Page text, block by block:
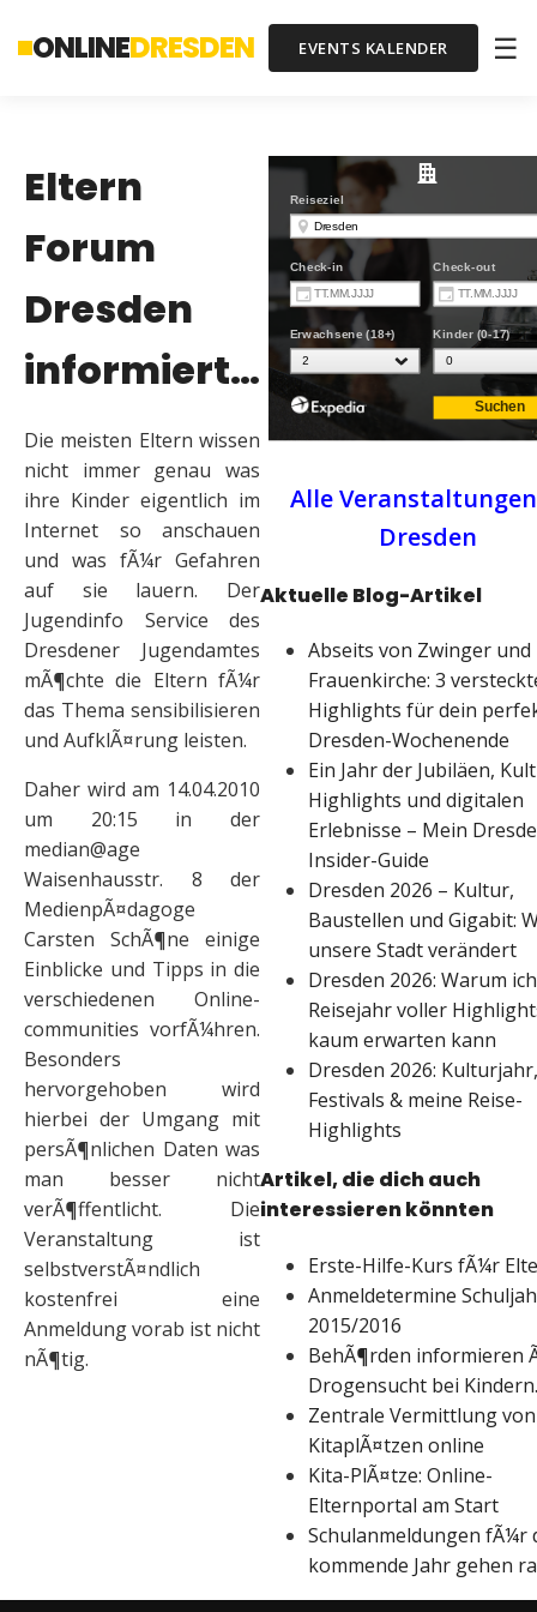
ONLINEDRESDEN EVENTS KALENDER ☰
Eltern
Forum
Dresden
informiert…
Die meisten Eltern wissen
nicht immer genau was
ihre Kinder eigentlich im
Internet so anschauen
und was fÃ¼r Gefahren
auf sie lauern. Der
Jugendinfo Service des
Dresdener Jugendamtes
mÃ¶chte die Eltern fÃ¼r
das Thema sensibilisieren
und AufklÃ¤rung leisten.
Daher wird am 14.04.2010
um 20:15 in der
median@age
Waisenhausstr. 8 der
MedienpÃ¤dagoge
Carsten SchÃ¶ne einige
Einblicke und Tipps in die
verschiedenen Online-
communities vorfÃ¼hren.
Besonders
hervorgehoben wird
hierbei der Umgang mit
persÃ¶nlichen Daten was
man besser nicht
verÃ¶ffentlicht. Die
Veranstaltung ist
selbstverstÃ¤ndlich
kostenfrei eine
Anmeldung vorab ist nicht
nÃ¶tig.
Alle
Dresden
Aktuelle Blog-Artikel
Abseits von Zwinger und
Frauenkirche: 3
Highlights für dein
Dresden-Wochenende
Ein Jahr der Jubiläen,
Highlights und digitalen
Erlebnisse – Mein
Insider-Guide
Dresden 2026 – Kultur,
Baustellen und Gigabit:
unsere Stadt verändert
Dresden 2026: Warum
Reisejahr voller
kaum erwarten kann
Dresden 2026: Kulturjahr,
Festivals & meine Reise-
Highlights
Artikel, die dich auch
interessieren könnten
Erste-Hilfe-Kurs fÃ¼r
Anmeldetermine
2015/2016
BehÃ¶rden informieren
Drogensucht bei
Zentrale Vermittlung von
KitaplÃ¤tzen online
Kita-PlÃ¤tze: Online-
Elternportal am Start
Schulanmeldungen fÃ¼r
kommende Jahr gehen